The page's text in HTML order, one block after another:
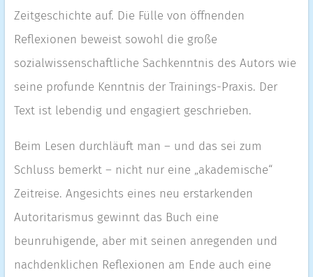
Zeitgeschichte auf. Die Fülle von öffnenden
Reflexionen beweist sowohl die große
sozialwissenschaftliche Sachkenntnis des Autors wie
seine profunde Kenntnis der Trainings-Praxis. Der
Text ist lebendig und engagiert geschrieben.
Beim Lesen durchläuft man – und das sei zum
Schluss bemerkt – nicht nur eine „akademische“
Zeitreise. Angesichts eines neu erstarkenden
Autoritarismus gewinnt das Buch eine
beunruhigende, aber mit seinen anregenden und
nachdenklichen Reflexionen am Ende auch eine